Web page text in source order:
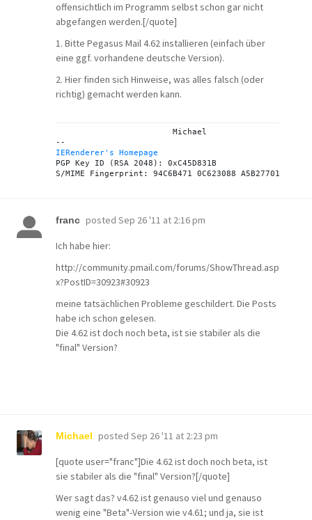
offensichtlich im Programm selbst schon gar nicht
abgefangen werden.[/quote]
1. Bitte Pegasus Mail 4.62 installieren (einfach über
eine ggf. vorhandene deutsche Version).
2. Hier finden sich Hinweise, was alles falsch (oder
richtig) gemacht werden kann.
IERenderer's Homepage
PGP Key ID (RSA 2048): 0xC45D831B
franc posted Sep 26 '11 at 2:16 pm
Ich habe hier:
http://community.pmail.com/forums/ShowThread.asp
x?PostID=30923#30923
meine tatsächlichen Probleme geschildert. Die Posts
habe ich schon gelesen.
Die 4.62 ist doch noch beta, ist sie stabiler als die
"final" Version?
Michael posted Sep 26 '11 at 2:23 pm
[quote user="franc"]Die 4.62 ist doch noch beta, ist
sie stabiler als die "final" Version?[/quote]
Wer sagt das? v4.62 ist genauso viel und genauso
wenig eine "Beta"-Version wie v4.61; und ja, sie ist